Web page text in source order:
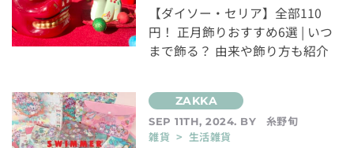
【ダイソー・セリア】全部110
円！ 正月飾りおすすめ6選 | いつ
まで飾る？ 由来や飾り方も紹介
SEP 11TH, 2024. BY
糸野旬
雑貨 > 生活雑貨